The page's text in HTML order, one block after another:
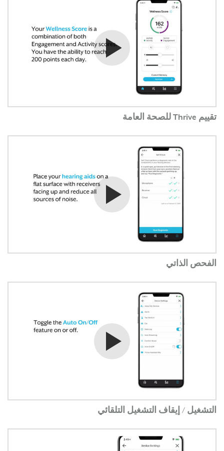
شاهد الفيديو
تقييم Thrive للصحة العامة
شاهد الفيديو
الفحص الذاتي
شاهد الفيديو
التشغيل / إيقاف التشغيل التلقائي